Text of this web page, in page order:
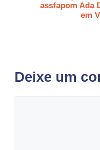
assfapom Ada
em
Deixe um